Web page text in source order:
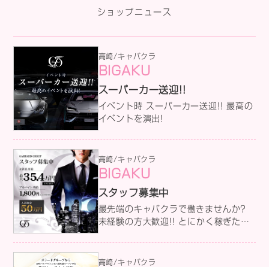
ショップニュース
高崎/キャバクラ
BIGAKU
スーパーカー送迎!!
イベント時 スーパーカー送迎!! 最高の
イベントを演出!
高崎/キャバクラ
BIGAKU
スタッフ募集中
最先端のキャバクラで働きませんか?
未経験の方大歓迎!! とにかく稼ぎたい
ってアナタへ あなたのヤル気次第で未
輩スタッフが丁寧にサポートしますの
高崎/キャバクラ